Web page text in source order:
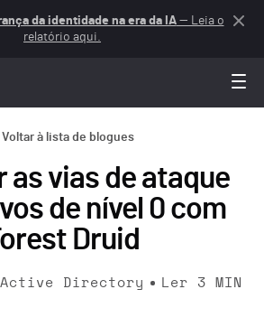
da identidade na era da IA— Leia o
relatório aqui.
Voltar à lista de blogues
as vias de ataque
de nível 0 com
Druid
Active Directory Ler 3 MIN